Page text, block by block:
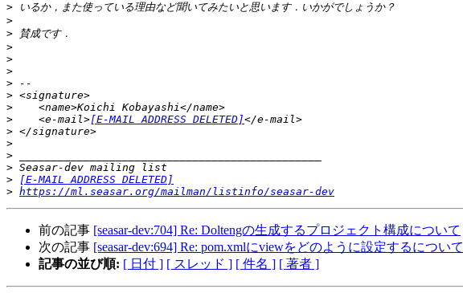
>
>
>
>
>
>
>
>
>
>
    <e-mail>
[E-MAIL ADDRESS DELETED]
>
>
>
>
>
[E-MAIL ADDRESS DELETED]
> https://ml.seasar.org/mailman/listinfo/seasar-dev
前の記事 [seasar-dev:704] Re: Doltengの生成するプロジェクト構成について
次の記事 [seasar-dev:694] Re: pom.xmlにviewをどのように設定するについて
記事の並び順: [ 日付 ] [ スレッド ] [ 件名 ] [ 著者 ]